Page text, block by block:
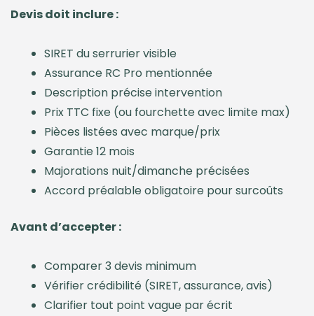
Devis doit inclure :
SIRET du serrurier visible
Assurance RC Pro mentionnée
Description précise intervention
Prix TTC fixe (ou fourchette avec limite max)
Pièces listées avec marque/prix
Garantie 12 mois
Majorations nuit/dimanche précisées
Accord préalable obligatoire pour surcoûts
Avant d’accepter :
Comparer 3 devis minimum
Vérifier crédibilité (SIRET, assurance, avis)
Clarifier tout point vague par écrit